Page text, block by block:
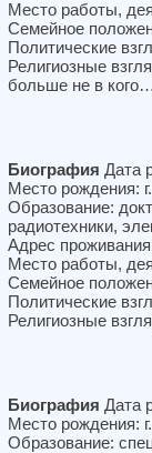
Место работы,
Семейное
Политические
Религиозные
больше не в кого…
Биография Дата
Место рождения:
Образование:
радиотехники,
Адрес
Место работы,
Семейное
Политические
Религиозные
Биография Дата
Место рождения:
Образование: